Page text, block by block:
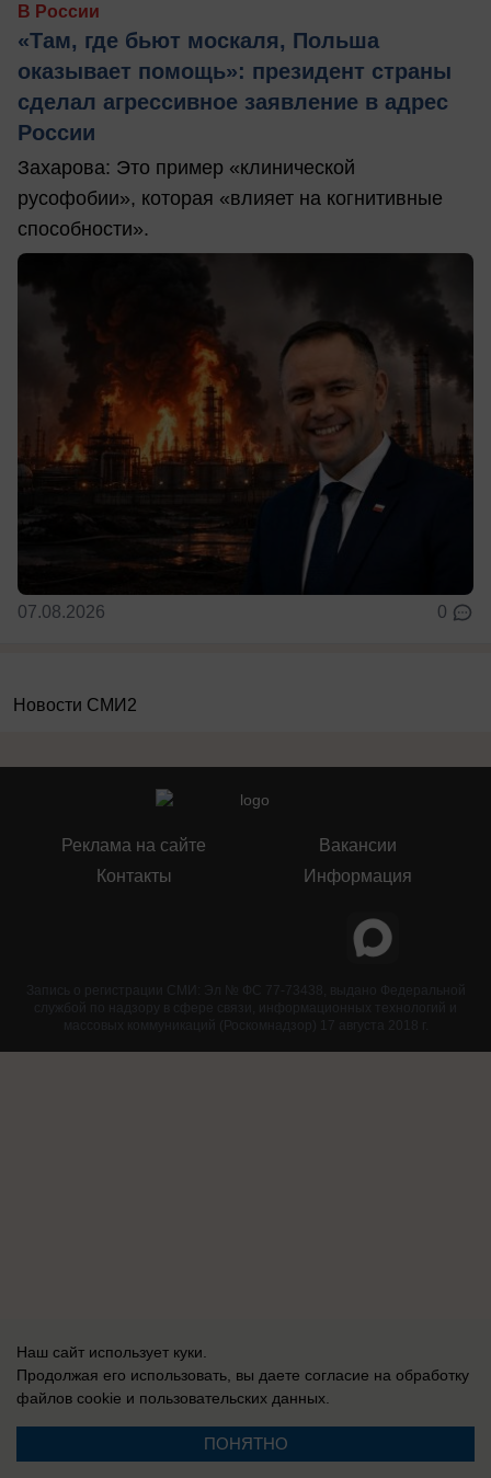
В России
«Там, где бьют москаля, Польша
оказывает помощь»: президент страны
сделал агрессивное заявление в адрес
России
Захарова: Это пример «клинической
русофобии», которая «влияет на когнитивные
способности».
07.08.2026 0
Новости СМИ2
Реклама на сайте
Контакты
Вакансии
Информация
Запись о регистрации СМИ: Эл № ФС 77-73438, выдано Федеральной
службой по надзору в сфере связи, информационных технологий и
массовых коммуникаций (Роскомнадзор) 17 августа 2018 г.
Наш сайт использует куки.
Продолжая его использовать, вы даете согласие на обработку
файлов cookie и пользовательских данных.
ПОНЯТНО